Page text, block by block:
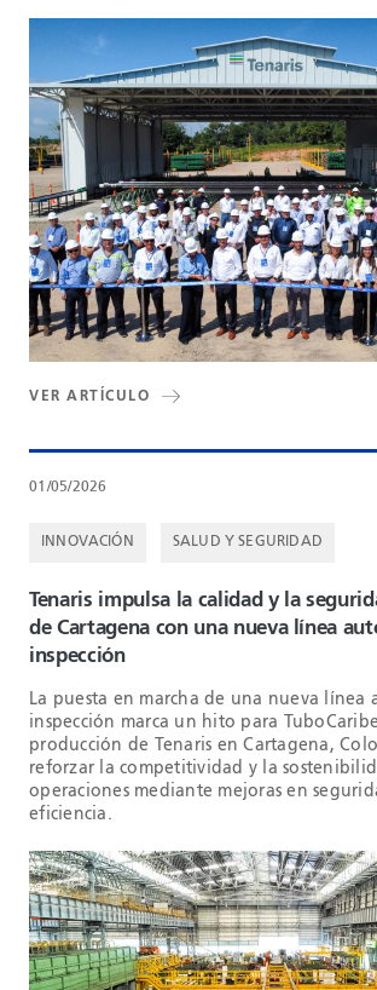
VER ARTÍCULO
01/05/2026
INNOVACIÓN SALUD Y SEGURIDAD
Tenaris impulsa la calidad y la
de Cartagena con una nueva línea
inspección
La puesta en marcha de una nueva línea
inspección marca un hito para
producción de Tenaris en Cartagena,
reforzar la competitividad y la
operaciones mediante mejoras en
eficiencia.